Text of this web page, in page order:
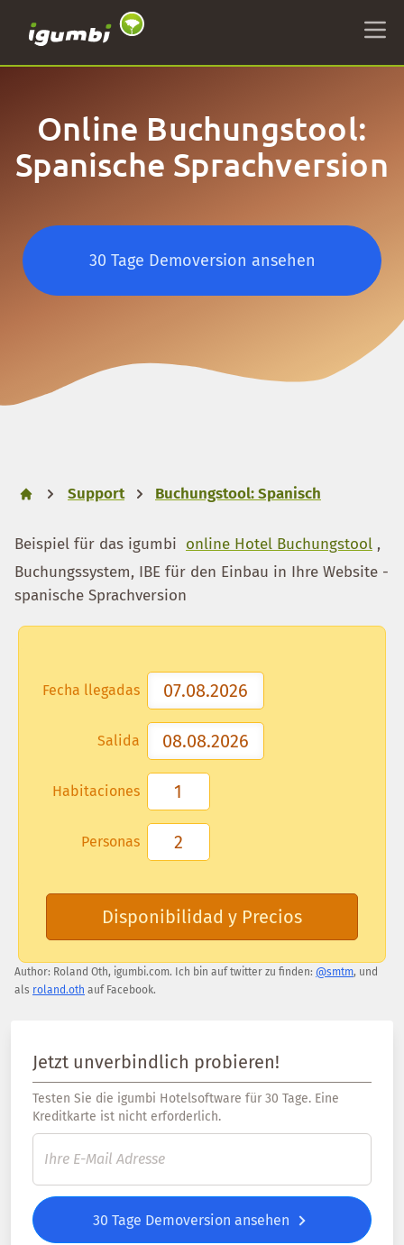
Online Buchungstool:
Spanische Sprachversion
30 Tage Demoversion ansehen
Support Buchungstool: Spanisch
Beispiel für das igumbi online Hotel Buchungstool ,
Buchungssystem, IBE für den Einbau in Ihre Website -
spanische Sprachversion
Fecha llegadas
Salida
Habitaciones
Personas
Disponibilidad y Precios
Author: Roland Oth, igumbi.com. Ich bin auf twitter zu finden: @smtm, und
als roland.oth auf Facebook.
Jetzt unverbindlich probieren!
Testen Sie die igumbi Hotelsoftware für 30 Tage. Eine
Kreditkarte ist nicht erforderlich.
30 Tage Demoversion ansehen